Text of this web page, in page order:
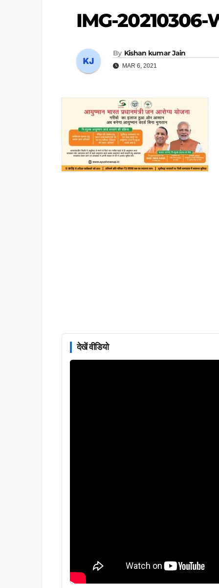
IMG-20210306-
By Kishan kumar Jain
MAR 6, 2021
देखें वीडियो